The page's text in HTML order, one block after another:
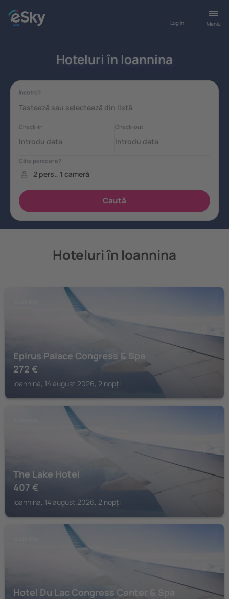
Meniu
Log in
Hoteluri în Ioannina
Hoteluri în Ioannina
Epirus Palace Congress & Spa
272 €
Ioannina, 14 august 2026, 2 nopți
The Lake Hotel
407 €
Ioannina, 14 august 2026, 2 nopți
Hotel Du Lac Congress Center & Spa